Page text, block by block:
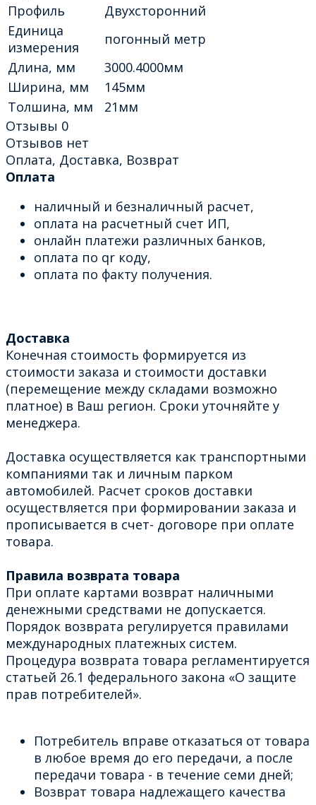
Профиль
Двухсторонний
Единица
измерения
погонный метр
Длина, мм
3000.4000мм
Ширина, мм
145мм
Толшина, мм
21мм
Отзывы 0
Отзывов нет
Оплата, Доставка, Возврат
Оплата
наличный и безналичный расчет,
оплата на расчетный счет ИП,
онлайн платежи различных банков,
оплата по qr коду,
оплата по факту получения.
Доставка
Конечная стоимость формируется из
стоимости заказа и стоимости доставки
(перемещение между складами возможно
платное) в Ваш регион. Сроки уточняйте у
менеджера.
Доставка осуществляется как транспортными
компаниями так и личным парком
автомобилей. Расчет сроков доставки
осуществляется при формировании заказа и
прописывается в счет- договоре при оплате
товара.
Правила возврата товара
При оплате картами возврат наличными
денежными средствами не допускается.
Порядок возврата регулируется правилами
международных платежных систем.
Процедура возврата товара регламентируется
статьей 26.1 федерального закона «О защите
прав потребителей».
Потребитель вправе отказаться от товара
в любое время до его передачи, а после
передачи товара - в течение семи дней;
Возврат товара надлежащего качества